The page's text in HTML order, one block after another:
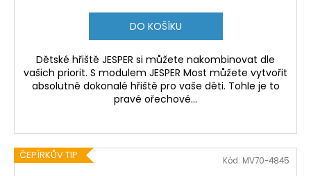
DO KOŠÍKU
Dětské hřiště JESPER si můžete nakombinovat dle
vašich priorit. S modulem JESPER Most můžete vytvořit
absolutně dokonalé hřiště pro vaše děti. Tohle je to
pravé ořechové...
ČEPÍRKŮV TIP Kód: MV70-4845